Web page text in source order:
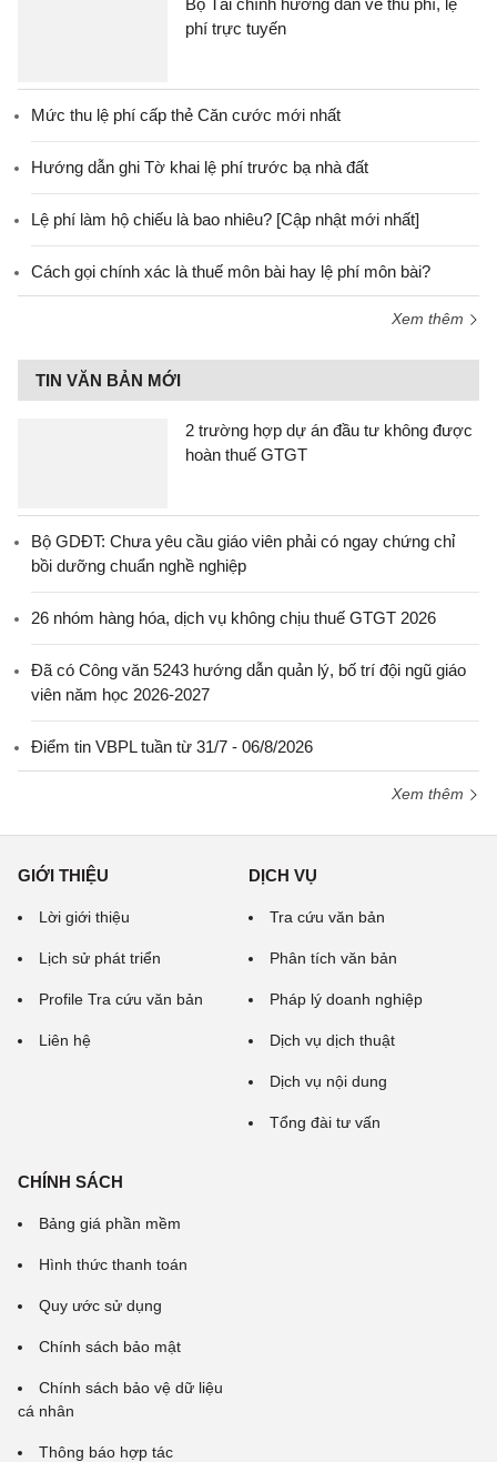
Bộ Tài chính hướng dẫn về thu phí, lệ
phí trực tuyến
Mức thu lệ phí cấp thẻ Căn cước mới nhất
Hướng dẫn ghi Tờ khai lệ phí trước bạ nhà đất
Lệ phí làm hộ chiếu là bao nhiêu? [Cập nhật mới nhất]
Cách gọi chính xác là thuế môn bài hay lệ phí môn bài?
Xem thêm
TIN VĂN BẢN MỚI
2 trường hợp dự án đầu tư không được
hoàn thuế GTGT
Bộ GDĐT: Chưa yêu cầu giáo viên phải có ngay chứng chỉ
bồi dưỡng chuẩn nghề nghiệp
26 nhóm hàng hóa, dịch vụ không chịu thuế GTGT 2026
Đã có Công văn 5243 hướng dẫn quản lý, bố trí đội ngũ giáo
viên năm học 2026-2027
Điểm tin VBPL tuần từ 31/7 - 06/8/2026
Xem thêm
GIỚI THIỆU
Lời giới thiệu
Lịch sử phát triển
Profile Tra cứu văn bản
Liên hệ
DỊCH VỤ
Tra cứu văn bản
Phân tích văn bản
Pháp lý doanh nghiệp
Dịch vụ dịch thuật
Dịch vụ nội dung
Tổng đài tư vấn
CHÍNH SÁCH
Bảng giá phần mềm
Hình thức thanh toán
Quy ước sử dụng
Chính sách bảo mật
Chính sách bảo vệ dữ liệu
cá nhân
Thông báo hợp tác